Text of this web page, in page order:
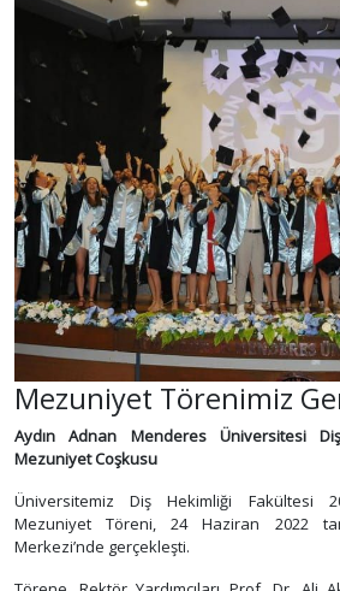
Mezuniyet Törenimiz
Aydın Adnan Menderes Üniversitesi
Mezuniyet Coşkusu
Üniversitemiz Diş Hekimliği Fakültesi
Mezuniyet Töreni, 24 Haziran 2022
Merkezi’nde gerçekleşti.